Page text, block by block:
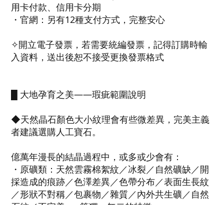
用卡付款、信用卡分期
・官網：另有12種支付方式，完整安心
✧開立電子發票，若需要統編發票，記得訂購時輸
入資料，送出後恕不接受更換發票格式
█ 大地孕育之美——瑕疵範圍說明
◆天然晶石顏色大小紋理會有些微差異，完美主義
者建議選購人工寶石。
億萬年漫長的結晶過程中，或多或少會有：
・原礦類：天然雲霧棉絮紋／冰裂／自然礦缺／開
採造成的痕跡／色澤差異／色帶分布／表面生長紋
／形狀不對稱／包裹物／雜質／內外共生礦／自然